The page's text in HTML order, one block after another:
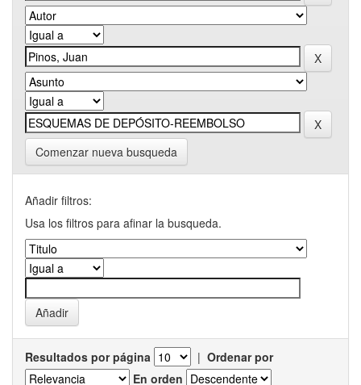
Comenzar nueva busqueda
Añadir filtros:
Usa los filtros para afinar la busqueda.
Resultados por página | Ordenar por
En orden